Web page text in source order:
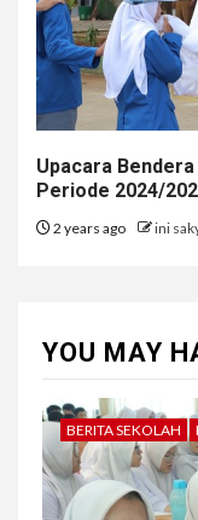
Upacara
Periode 2024/
2 years ago ini
YOU MAY
BERITA SEKOLAH